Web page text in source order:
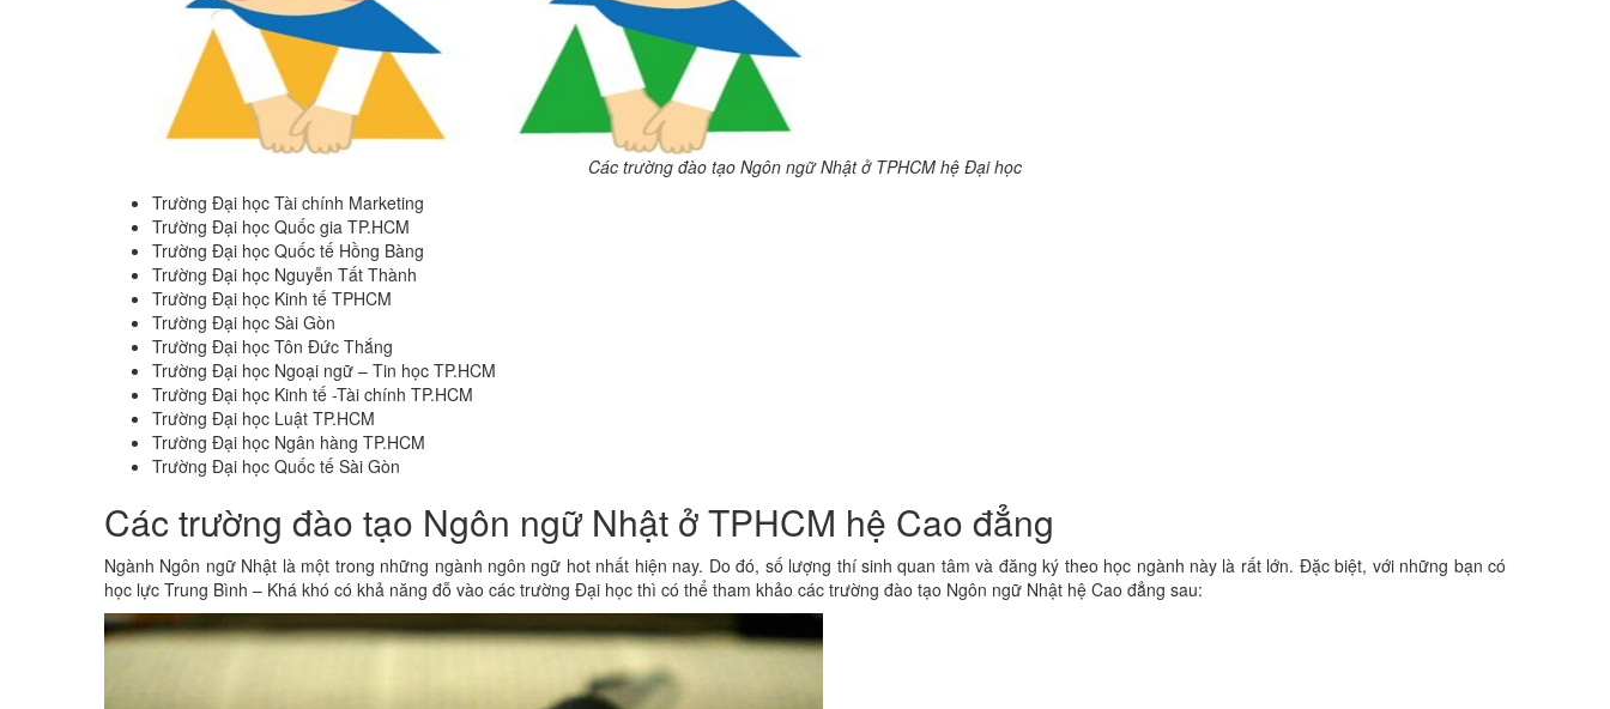
Các trường đào tạo Ngôn ngữ Nhật ở TPHCM hệ Đại học
Trường Đại học Tài chính Marketing
Trường Đại học Quốc gia TP.HCM
Trường Đại học Quốc tế Hồng Bàng
Trường Đại học Nguyễn Tất Thành
Trường Đại học Kinh tế TPHCM
Trường Đại học Sài Gòn
Trường Đại học Tôn Đức Thắng
Trường Đại học Ngoại ngữ – Tin học TP.HCM
Trường Đại học Kinh tế -Tài chính TP.HCM
Trường Đại học Luật TP.HCM
Trường Đại học Ngân hàng TP.HCM
Trường Đại học Quốc tế Sài Gòn
Các trường đào tạo Ngôn ngữ Nhật ở TPHCM hệ Cao đẳng
Ngành Ngôn ngữ Nhật là một trong những ngành ngôn ngữ hot nhất hiện nay. Do đó, số lượng thí sinh quan tâm và đăng ký theo học ngành này là rất lớn. Đặc biệt, với những bạn có
học lực Trung Bình – Khá khó có khả năng đỗ vào các trường Đại học thì có thể tham khảo các trường đào tạo Ngôn ngữ Nhật hệ Cao đẳng sau: